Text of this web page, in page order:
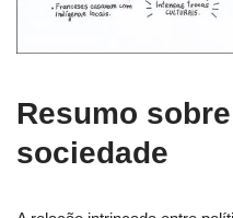
Resumo
sociedade